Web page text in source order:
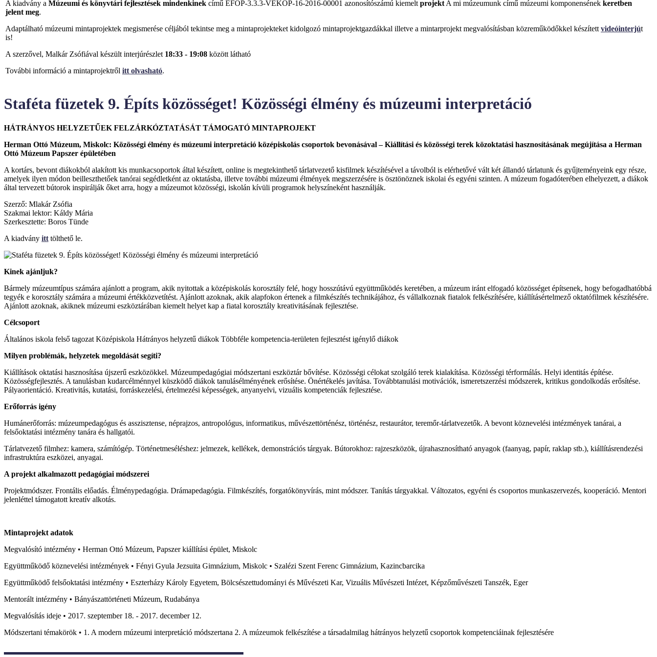
A kiadvány a Múzeumi és könyvtári fejlesztések mindenkinek című EFOP-3.3.3-VEKOP-16-2016-00001 azonosítószámú kiemelt projekt A mi múzeumunk című múzeumi komponensének keretben
jelent meg.
Adaptálható múzeumi mintaprojektek megismerése céljából tekintse meg a mintaprojekteket kidolgozó mintaprojektgazdákkal illetve a mintarprojekt megvalósításban közreműködőkkel készített videóinterjút
is!
A szerzővel, Malkár Zsófiával készült interjúrészlet 18:33 - 19:08 között látható
További információ a mintaprojektről itt olvasható.
Staféta füzetek 9. Építs közösséget! Közösségi élmény és múzeumi interpretáció
HÁTRÁNYOS HELYZETŰEK FELZÁRKÓZTATÁSÁT TÁMOGATÓ MINTAPROJEKT
Herman Ottó Múzeum, Miskolc: Közösségi élmény és múzeumi interpretáció középiskolás csoportok bevonásával – Kiállítási és közösségi terek közoktatási hasznosításának megújítása a Herman
Ottó Múzeum Papszer épületében
A kortárs, bevont diákokból alakított kis munkacsoportok által készített, online is megtekinthető tárlatvezető kisfilmek készítésével a távolból is elérhetővé vált két állandó tárlatunk és gyűjteményeink egy része,
amelyek ilyen módon beilleszthetőek tanórai segédletként az oktatásba, illetve további múzeumi élmények megszerzésére is ösztönöznek iskolai és egyéni szinten. A múzeum fogadóterében elhelyezett, a diákok
által tervezett bútorok inspirálják őket arra, hogy a múzeumot közösségi, iskolán kívüli programok helyszíneként használják.
Szerző: Mlakár Zsófia
Szakmai lektor: Káldy Mária
Szerkesztette: Boros Tünde
A kiadvány itt tölthető le.
Kinek ajánljuk?
Bármely múzeumtípus számára ajánlott a program, akik nyitottak a középiskolás korosztály felé, hogy hosszútávú együttműködés keretében, a múzeum iránt elfogadó közösséget építsenek, hogy befogadhatóbbá
tegyék e korosztály számára a múzeumi értékközvetítést. Ajánlott azoknak, akik alapfokon értenek a filmkészítés technikájához, és vállalkoznak fiatalok felkészítésére, kiállításértelmező oktatófilmek készítésére.
Ajánlott azoknak, akiknek múzeumi eszköztárában kiemelt helyet kap a fiatal korosztály kreativitásának fejlesztése.
Célcsoport
Általános iskola felső tagozat Középiskola Hátrányos helyzetű diákok Többféle kompetencia-területen fejlesztést igénylő diákok
Milyen problémák, helyzetek megoldását segíti?
Kiállítások oktatási hasznosítása újszerű eszközökkel. Múzeumpedagógiai módszertani eszköztár bővítése. Közösségi célokat szolgáló terek kialakítása. Közösségi térformálás. Helyi identitás építése.
Közösségfejlesztés. A tanulásban kudarcélménnyel küszködő diákok tanulásélményének erősítése. Önértékelés javítása. Továbbtanulási motivációk, ismeretszerzési módszerek, kritikus gondolkodás erősítése.
Pályaorientáció. Kreativitás, kutatási, forráskezelési, értelmezési képességek, anyanyelvi, vizuális kompetenciák fejlesztése.
Erőforrás igény
Humánerőforrás: múzeumpedagógus és asszisztense, néprajzos, antropológus, informatikus, művészettörténész, történész, restaurátor, teremőr-tárlatvezetők. A bevont köznevelési intézmények tanárai, a
felsőoktatási intézmény tanára és hallgatói.
Tárlatvezető filmhez: kamera, számítógép. Történetmeséléshez: jelmezek, kellékek, demonstrációs tárgyak. Bútorokhoz: rajzeszközök, újrahasznosítható anyagok (faanyag, papír, raklap stb.), kiállításrendezési
infrastruktúra eszközei, anyagai.
A projekt alkalmazott pedagógiai módszerei
Projektmódszer. Frontális előadás. Élménypedagógia. Drámapedagógia. Filmkészítés, forgatókönyvírás, mint módszer. Tanítás tárgyakkal. Változatos, egyéni és csoportos munkaszervezés, kooperáció. Mentori
jelenléttel támogatott kreatív alkotás.
Mintaprojekt adatok
Megvalósító intézmény • Herman Ottó Múzeum, Papszer kiállítási épület, Miskolc
Együttműködő köznevelési intézmények • Fényi Gyula Jezsuita Gimnázium, Miskolc • Szalézi Szent Ferenc Gimnázium, Kazincbarcika
Együttműködő felsőoktatási intézmény • Eszterházy Károly Egyetem, Bölcsészettudományi és Művészeti Kar, Vizuális Művészeti Intézet, Képzőművészeti Tanszék, Eger
Mentorált intézmény • Bányászattörténeti Múzeum, Rudabánya
Megvalósítás ideje • 2017. szeptember 18. - 2017. december 12.
Módszertani témakörök • 1. A modern múzeumi interpretáció módszertana 2. A múzeumok felkészítése a társadalmilag hátrányos helyzetű csoportok kompetenciáinak fejlesztésére